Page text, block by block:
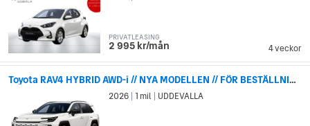
4 veckor
PRIVATLEASING
2 995 kr/mån
Toyota RAV4 HYBRID AWD-i // NYA MODELLEN // FÖR BESTÄLLNING
2026 1 mil UDDEVALLA